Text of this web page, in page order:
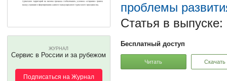
ЖУРНАЛ
Сервис в России и за рубежом
Подписаться на Журнал
проблемы
Статья в выпуске:
Бесплатный доступ
Читать Скачать